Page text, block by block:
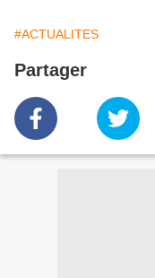
#ACTUALITES
Partager